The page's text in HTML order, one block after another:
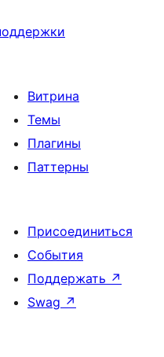
Витрина
Темы
Плагины
Паттерны
Присоединиться
События
Поддержать ↗
Swag ↗